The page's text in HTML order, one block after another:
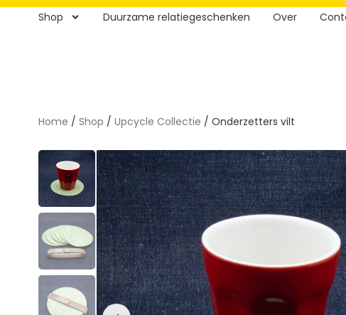
Shop Duurzame relatiegeschenken Over
Home / Shop / Upcycle Collectie / Onderzetters vilt